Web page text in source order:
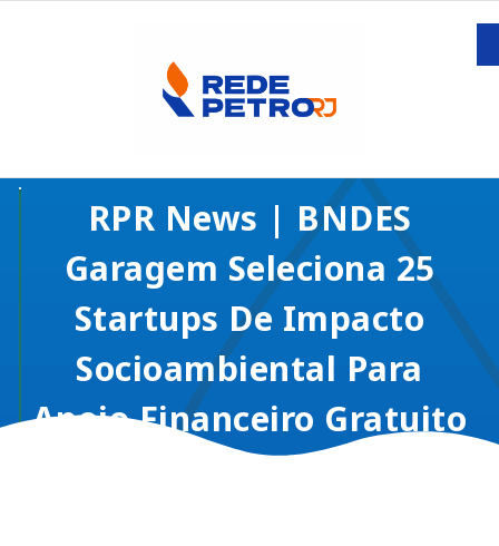
RPR News | BNDES
Garagem Seleciona 25
Startups De Impacto
Socioambiental Para
Apoio Financeiro Gratuito